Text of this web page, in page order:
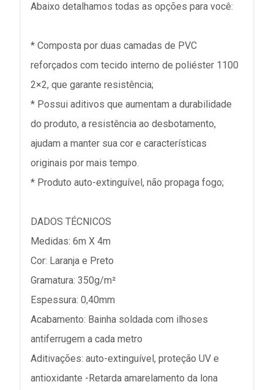
Abaixo detalhamos todas as opções para você:
* Composta por duas camadas de PVC
reforçados com tecido interno de poliéster 1100
2×2, que garante resistência;
* Possui aditivos que aumentam a durabilidade
do produto, a resistência ao desbotamento,
ajudam a manter sua cor e características
originais por mais tempo.
* Produto auto-extinguível, não propaga fogo;
DADOS TÉCNICOS
Medidas: 6m X 4m
Cor: Laranja e Preto
Gramatura: 350g/m²
Espessura: 0,40mm
Acabamento: Bainha soldada com ilhoses
antiferrugem a cada metro
Aditivações: auto-extinguível, proteção UV e
antioxidante -Retarda amarelamento da lona